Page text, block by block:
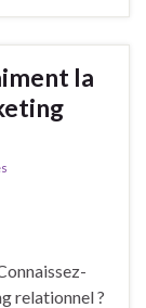
la
relationnel ?